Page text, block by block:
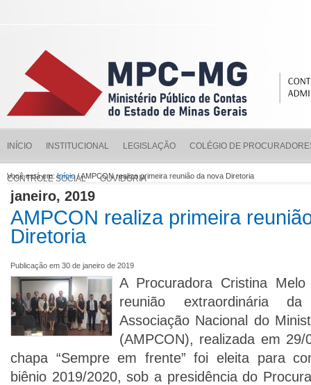
INÍCIO INSTITUCIONAL LEGISLAÇÃO COLÉGIO DE
CONTROLE SOCIAL OUVIDORIA
Você está em:Início/ AMPCON realiza primeira reunião da nova Diretoria
janeiro, 2019
AMPCON realiza primeira
Diretoria
Publicação em 30 de janeiro de 2019
A Procuradora Cristina
reunião extraordinária
Associação Nacional do
(AMPCON), realizada em
chapa “Sempre em frente” foi eleita para
biênio 2019/2020, sob a presidência do